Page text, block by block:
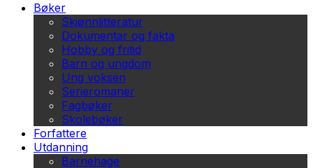
Bøker
Skjønnlitteratur
Dokumentar og fakta
Hobby og fritid
Barn og ungdom
Ung voksen
Serieromaner
Fagbøker
Skolebøker
Forfattere
Utdanning
Barnehage